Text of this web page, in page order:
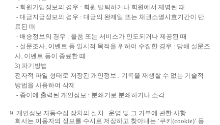
- 회원가입정보의 경우 : 회원 탈퇴하거나 회원에서 제명된 때
- 대금지급정보의 경우 : 대금의 완제일 또는 채권소멸시효기간이 만
료된 때
- 배송정보의 경우 : 물품 또는 서비스가 인도되거나 제공된 때
- 설문조사, 이벤트 등 일시적 목적을 위하여 수집한 경우 : 당해 설문조
사, 이벤트 등이 종료한 때
3) 파기방법
전자적 파일 형태로 저장된 개인정보 : 기록을 재생할 수 없는 기술적
방법을 사용하여 삭제
- 종이에 출력된 개인정보 : 분쇄기로 분쇄하거나 소각
9. 개인정보 자동수집 장치의 설치 · 운영 및 그 거부에 관한 사항
회사는 이용자의 정보를 수시로 저장하고 찾아내는 ‘쿠키(cookie)’ 등